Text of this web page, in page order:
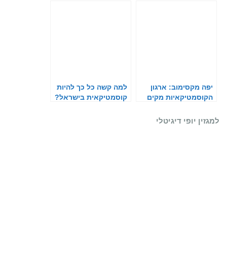
יפה מקסימוב: ארגון
הקוסמטיקאיות מקים
למה קשה כל כך להיות
קוסמטיקאית בישראל?
למגזין יופי דיגיטלי